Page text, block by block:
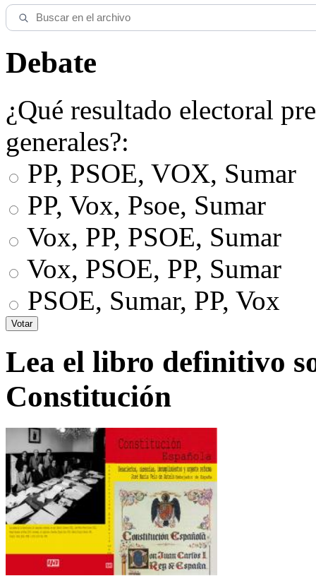
Debate
¿Qué resultado electoral
generales?:
PP, PSOE, VOX, Sumar
PP, Vox, Psoe, Sumar
Vox, PP, PSOE, Sumar
Vox, PSOE, PP, Sumar
PSOE, Sumar, PP, Vox
Lea el libro definitivo
Constitución